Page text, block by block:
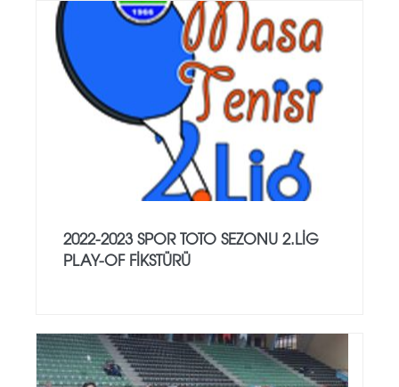
2022-2023 SPOR TOTO SEZONU 2.LİG
PLAY-OF FİKSTÜRÜ